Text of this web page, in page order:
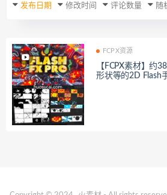
发布日期 修改时间 评论数量 随
FCPX资源
【FCPX素材】约
形状等的2D Flash